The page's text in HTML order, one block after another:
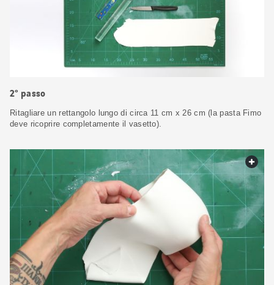
2° passo
Ritagliare un rettangolo lungo di circa 11 cm x 26 cm (la pasta Fimo
deve ricoprire completamente il vasetto).